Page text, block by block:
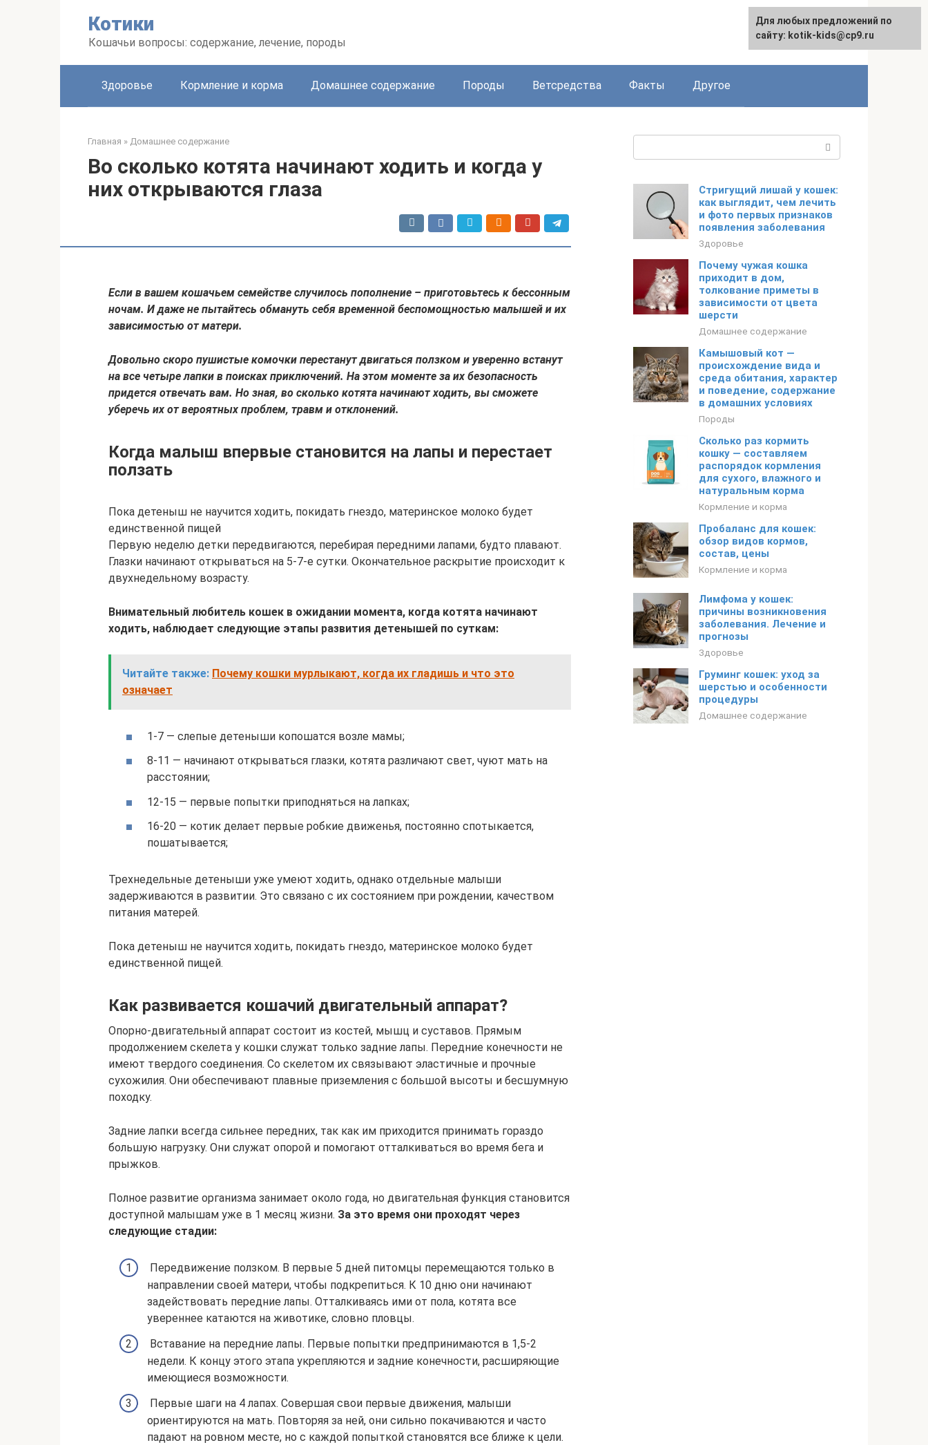
Котики
Кошачьи вопросы: содержание, лечение, породы
Здоровье Кормление и корма Домашнее содержание Породы Ветсредства Факты Другое
Главная » Домашнее содержание
Во сколько котята начинают ходить и когда у
них открываются глаза
Если в вашем кошачьем семействе случилось пополнение – приготовьтесь к бессонным
ночам. И даже не пытайтесь обмануть себя временной беспомощностью малышей и их
зависимостью от матери.
Довольно скоро пушистые комочки перестанут двигаться ползком и уверенно встанут
на все четыре лапки в поисках приключений. На этом моменте за их безопасность
придется отвечать вам. Но зная, во сколько котята начинают ходить, вы сможете
уберечь их от вероятных проблем, травм и отклонений.
Когда малыш впервые становится на лапы и перестает
ползать
Пока детеныш не научится ходить, покидать гнездо, материнское молоко будет
единственной пищей
Первую неделю детки передвигаются, перебирая передними лапами, будто плавают.
Глазки начинают открываться на 5-7-е сутки. Окончательное раскрытие происходит к
двухнедельному возрасту.
Внимательный любитель кошек в ожидании момента, когда котята начинают
ходить, наблюдает следующие этапы развития детенышей по суткам:
Читайте также: Почему кошки мурлыкают, когда их гладишь и что это
означает
1-7 — слепые детеныши копошатся возле мамы;
8-11 — начинают открываться глазки, котята различают свет, чуют мать на
расстоянии;
12-15 — первые попытки приподняться на лапках;
16-20 — котик делает первые робкие движенья, постоянно спотыкается,
пошатывается;
Трехнедельные детеныши уже умеют ходить, однако отдельные малыши
задерживаются в развитии. Это связано с их состоянием при рождении, качеством
питания матерей.
Пока детеныш не научится ходить, покидать гнездо, материнское молоко будет
единственной пищей.
Как развивается кошачий двигательный аппарат?
Опорно-двигательный аппарат состоит из костей, мышц и суставов. Прямым
продолжением скелета у кошки служат только задние лапы. Передние конечности не
имеют твердого соединения. Со скелетом их связывают эластичные и прочные
сухожилия. Они обеспечивают плавные приземления с большой высоты и бесшумную
походку.
Задние лапки всегда сильнее передних, так как им приходится принимать гораздо
большую нагрузку. Они служат опорой и помогают отталкиваться во время бега и
прыжков.
Полное развитие организма занимает около года, но двигательная функция становится
доступной малышам уже в 1 месяц жизни. За это время они проходят через
следующие стадии:
Передвижение ползком. В первые 5 дней питомцы перемещаются только в
направлении своей матери, чтобы подкрепиться. К 10 дню они начинают
задействовать передние лапы. Отталкиваясь ими от пола, котята все
увереннее катаются на животике, словно пловцы.
Вставание на передние лапы. Первые попытки предпринимаются в 1,5-2
недели. К концу этого этапа укрепляются и задние конечности, расширяющие
имеющиеся возможности.
Первые шаги на 4 лапах. Совершая свои первые движения, малыши
ориентируются на мать. Повторяя за ней, они сильно покачиваются и часто
падают на ровном месте, но с каждой попыткой становятся все ближе к цели.
Стригущий лишай у кошек:
как выглядит, чем лечить
и фото первых признаков
появления заболевания
Здоровье
Почему чужая кошка
приходит в дом,
толкование приметы в
зависимости от цвета
шерсти
Домашнее содержание
Камышовый кот —
происхождение вида и
среда обитания, характер
и поведение, содержание
в домашних условиях
Породы
Сколько раз кормить
кошку — составляем
распорядок кормления
для сухого, влажного и
натуральным корма
Кормление и корма
Пробаланс для кошек:
обзор видов кормов,
состав, цены
Кормление и корма
Лимфома у кошек:
причины возникновения
заболевания. Лечение и
прогнозы
Здоровье
Груминг кошек: уход за
шерстью и особенности
процедуры
Домашнее содержание
Для любых предложений по
сайту: kotik-kids@cp9.ru